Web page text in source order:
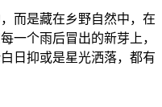
而是藏在乡野自然中，在
一个雨后冒出的新芽上，
日抑或是星光洒落，都有